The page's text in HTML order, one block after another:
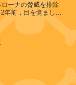
ーナの脅威を排除
前，目を覚ました